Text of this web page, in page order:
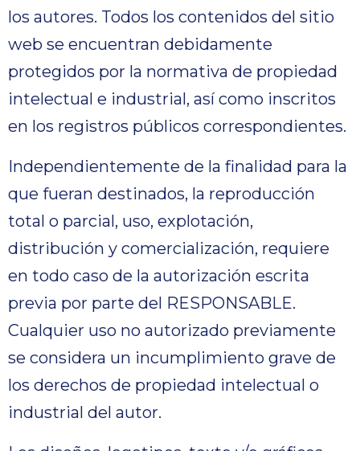
los autores. Todos los contenidos del sitio
web se encuentran debidamente
protegidos por la normativa de propiedad
intelectual e industrial, así como inscritos
en los registros públicos correspondientes.
Independientemente de la finalidad para la
que fueran destinados, la reproducción
total o parcial, uso, explotación,
distribución y comercialización, requiere
en todo caso de la autorización escrita
previa por parte del RESPONSABLE.
Cualquier uso no autorizado previamente
se considera un incumplimiento grave de
los derechos de propiedad intelectual o
industrial del autor.